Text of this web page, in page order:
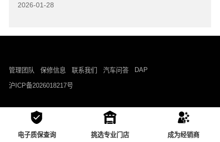
电子质保查询 挑选专业门店 成为经销商
2026-01-28
管理团队 保修信息 联系我们 汽车问答 DAP
沪ICP备2026018217号